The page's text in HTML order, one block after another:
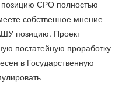
позицию СРО полностью
собственное мнение -
позицию. Проект
постатейную проработку
в Государственную